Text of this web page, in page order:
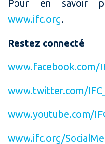
Pour en savoir
www.ifc.org.
Restez connecté
www.facebook.com/
www.twitter.com/
www.youtube.com/
www.ifc.org/